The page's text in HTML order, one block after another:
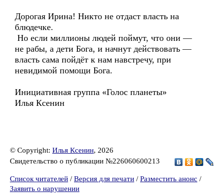
Дорогая Ирина! Никто не отдаст власть на
блюдечке.
Но если миллионы людей поймут, что они —
не рабы, а дети Бога, и начнут действовать —
власть сама пойдёт к нам навстречу, при
невидимой помощи Бога.
Инициативная группа «Голос планеты»
Илья Ксенин
© Copyright: Илья Ксенин, 2026
Свидетельство о публикации №226060600213
Список читателей / Версия для печати / Разместить анонс /
Заявить о нарушении